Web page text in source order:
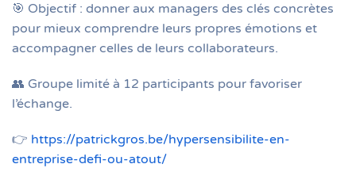
🎯 Objectif : donner aux managers des clés concrètes
pour mieux comprendre leurs propres émotions et
accompagner celles de leurs collaborateurs.
👥 Groupe limité à 12 participants pour favoriser
l’échange.
👉 https://patrickgros.be/hypersensibilite-en-
entreprise-defi-ou-atout/